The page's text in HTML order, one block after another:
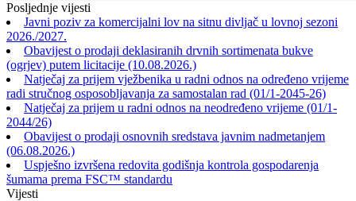
Posljednje vijesti
Javni poziv za komercijalni lov na sitnu divljač u lovnoj sezoni
2026./2027.
Obavijest o prodaji deklasiranih drvnih sortimenata bukve
(ogrjev) putem licitacije (10.08.2026.)
Natječaj za prijem vježbenika u radni odnos na određeno vrijeme
radi stručnog osposobljavanja za samostalan rad (01/1-2045-26)
Natječaj za prijem u radni odnos na neodređeno vrijeme (01/1-
2044/26)
Obavijest o prodaji osnovnih sredstava javnim nadmetanjem
(06.08.2026.)
Uspješno izvršena redovita godišnja kontrola gospodarenja
šumama prema FSC™ standardu
Vijesti